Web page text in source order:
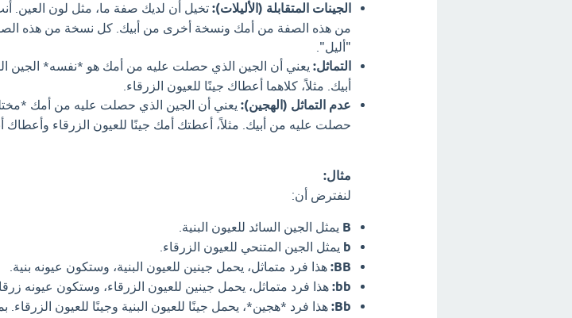
الجينات المتقابلة (الأليلات): تخيل أن لديك صفة ما، مثل لون العين.
من هذه الصفة من أمك ونسخة أخرى من أبيك. كل نسخة من هذه
"أليل".
التماثل: يعني أن الجين الذي حصلت عليه من أمك هو *نفسه* الجين
أبيك. مثلاً، كلاهما أعطاك جينًا للعيون الزرقاء.
عدم التماثل (الهجين): يعني أن الجين الذي حصلت عليه من أمك
حصلت عليه من أبيك. مثلاً، أعطتك أمك جينًا للعيون الزرقاء وأعطاك
مثال:
لنفترض أن:
B يمثل الجين السائد للعيون البنية.
b يمثل الجين المتنحي للعيون الزرقاء.
BB: هذا فرد متماثل، يحمل جينين للعيون البنية، وستكون عيونه بنية.
bb: هذا فرد متماثل، يحمل جينين للعيون الزرقاء، وستكون عيونه
Bb: